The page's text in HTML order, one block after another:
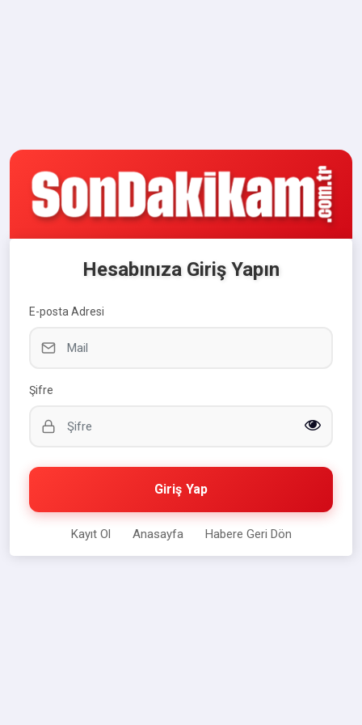
Hesabınıza Giriş Yapın
E-posta Adresi
Şifre
Giriş Yap
Kayıt Ol Anasayfa Habere Geri Dön